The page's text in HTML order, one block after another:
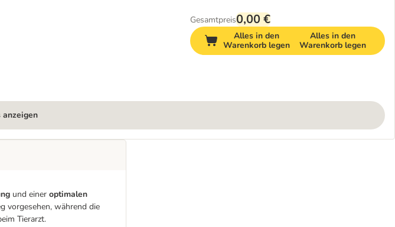
Gesamtpreis0,00 €
Alles in den
Warenkorb legen
Alles in den
Warenkorb legen
anzeigen
und einer optimalen
vorgesehen, während die
Tierarzt.